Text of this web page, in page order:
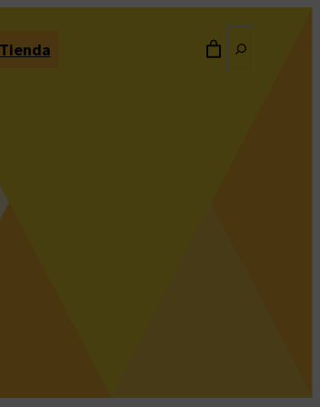
Tienda